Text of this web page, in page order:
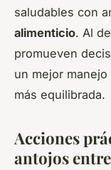
saludables con
alimenticio. Al
promueven
un mejor
más equilibrada.
Acciones
antojos